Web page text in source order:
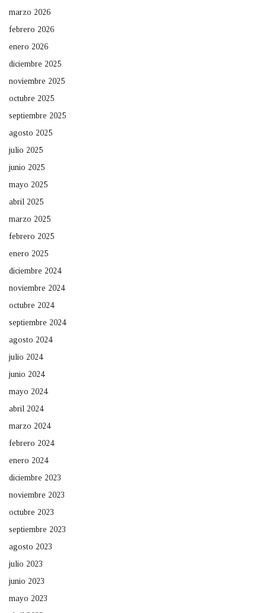
marzo 2026
febrero 2026
enero 2026
diciembre 2025
noviembre 2025
octubre 2025
septiembre 2025
agosto 2025
julio 2025
junio 2025
mayo 2025
abril 2025
marzo 2025
febrero 2025
enero 2025
diciembre 2024
noviembre 2024
octubre 2024
septiembre 2024
agosto 2024
julio 2024
junio 2024
mayo 2024
abril 2024
marzo 2024
febrero 2024
enero 2024
diciembre 2023
noviembre 2023
octubre 2023
septiembre 2023
agosto 2023
julio 2023
junio 2023
mayo 2023